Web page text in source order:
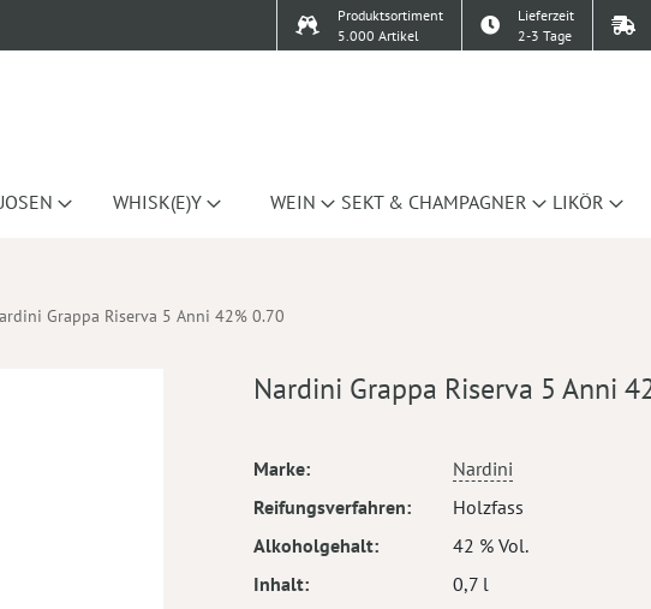
Produktsortiment
5.000 Artikel
Lieferzeit
2-3 Tage
WHISK(E)Y WEIN SEKT & CHAMPAGNER LIKÖR
Grappa Riserva 5 Anni 42% 0.70
Nardini Grappa Riserva 5 Anni
Mehr
Marke
Nardini
Reifungsverfahren
Holzfass
Alkoholgehalt
42 % Vol.
Inhalt
0,7 l